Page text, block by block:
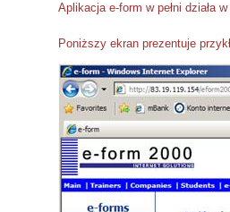
Aplikacja e-form w pełni działa
Poniższy ekran prezentuje